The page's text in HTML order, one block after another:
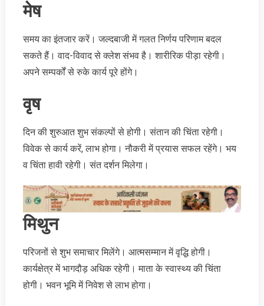
मेष
समय का इंतजार करें। जल्दबाजी में गलत निर्णय परिणाम बदल
सकते हैं। वाद-विवाद से क्लेश संभव है। शारीरिक पीड़ा रहेगी।
अपने सम्पर्कों से रुके कार्य पूरे होंगे।
वृष
दिन की शुरुआत शुभ संकल्पों से होगी। संतान की चिंता रहेगी।
विवेक से कार्य करें, लाभ होगा। नौकरी में प्रयास सफल रहेंगे। भय
व चिंता हावी रहेगी। संत दर्शन मिलेगा।
मिथुन
परिजनों से शुभ समाचार मिलेंगे। आत्मसम्मान में वृद्धि होगी।
कार्यक्षेत्र में भागदौड़ अधिक रहेगी। माता के स्वास्थ्य की चिंता
होगी। भवन भूमि में निवेश से लाभ होगा।